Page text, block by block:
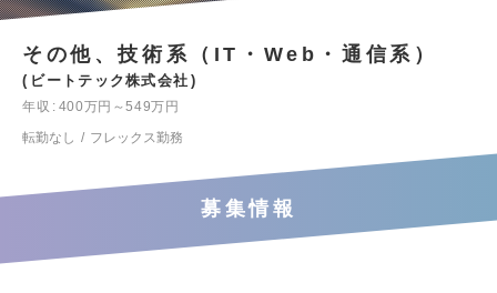
その他、技術系（IT・Web・通信系）
ビートテック株式会社
年収
400万円～549万円
転勤なし
フレックス勤務
募集情報